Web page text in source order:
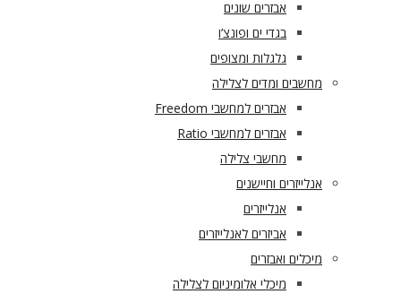
אבזרים שונים
בגדי ים ופונצ’ו
גלגלות ומצופים
מחשבים ומדים לצלילה
אבזרים למחשבי Freedom
אבזרים למחשבי Ratio
מחשבי צלילה
אנלייזרים וחיישנים
אנלייזרים
אביזרים לאנלייזרים
מיכלים ואבזרים
מיכלי אלומיניום לצלילה